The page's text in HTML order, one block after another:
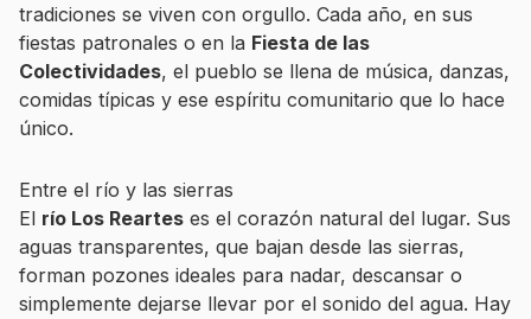
tradiciones se viven con orgullo. Cada año, en sus
fiestas patronales o en la Fiesta de las
Colectividades, el pueblo se llena de música, danzas,
comidas típicas y ese espíritu comunitario que lo hace
único.
Entre el río y las sierras
El río Los Reartes es el corazón natural del lugar. Sus
aguas transparentes, que bajan desde las sierras,
forman pozones ideales para nadar, descansar o
simplemente dejarse llevar por el sonido del agua. Hay